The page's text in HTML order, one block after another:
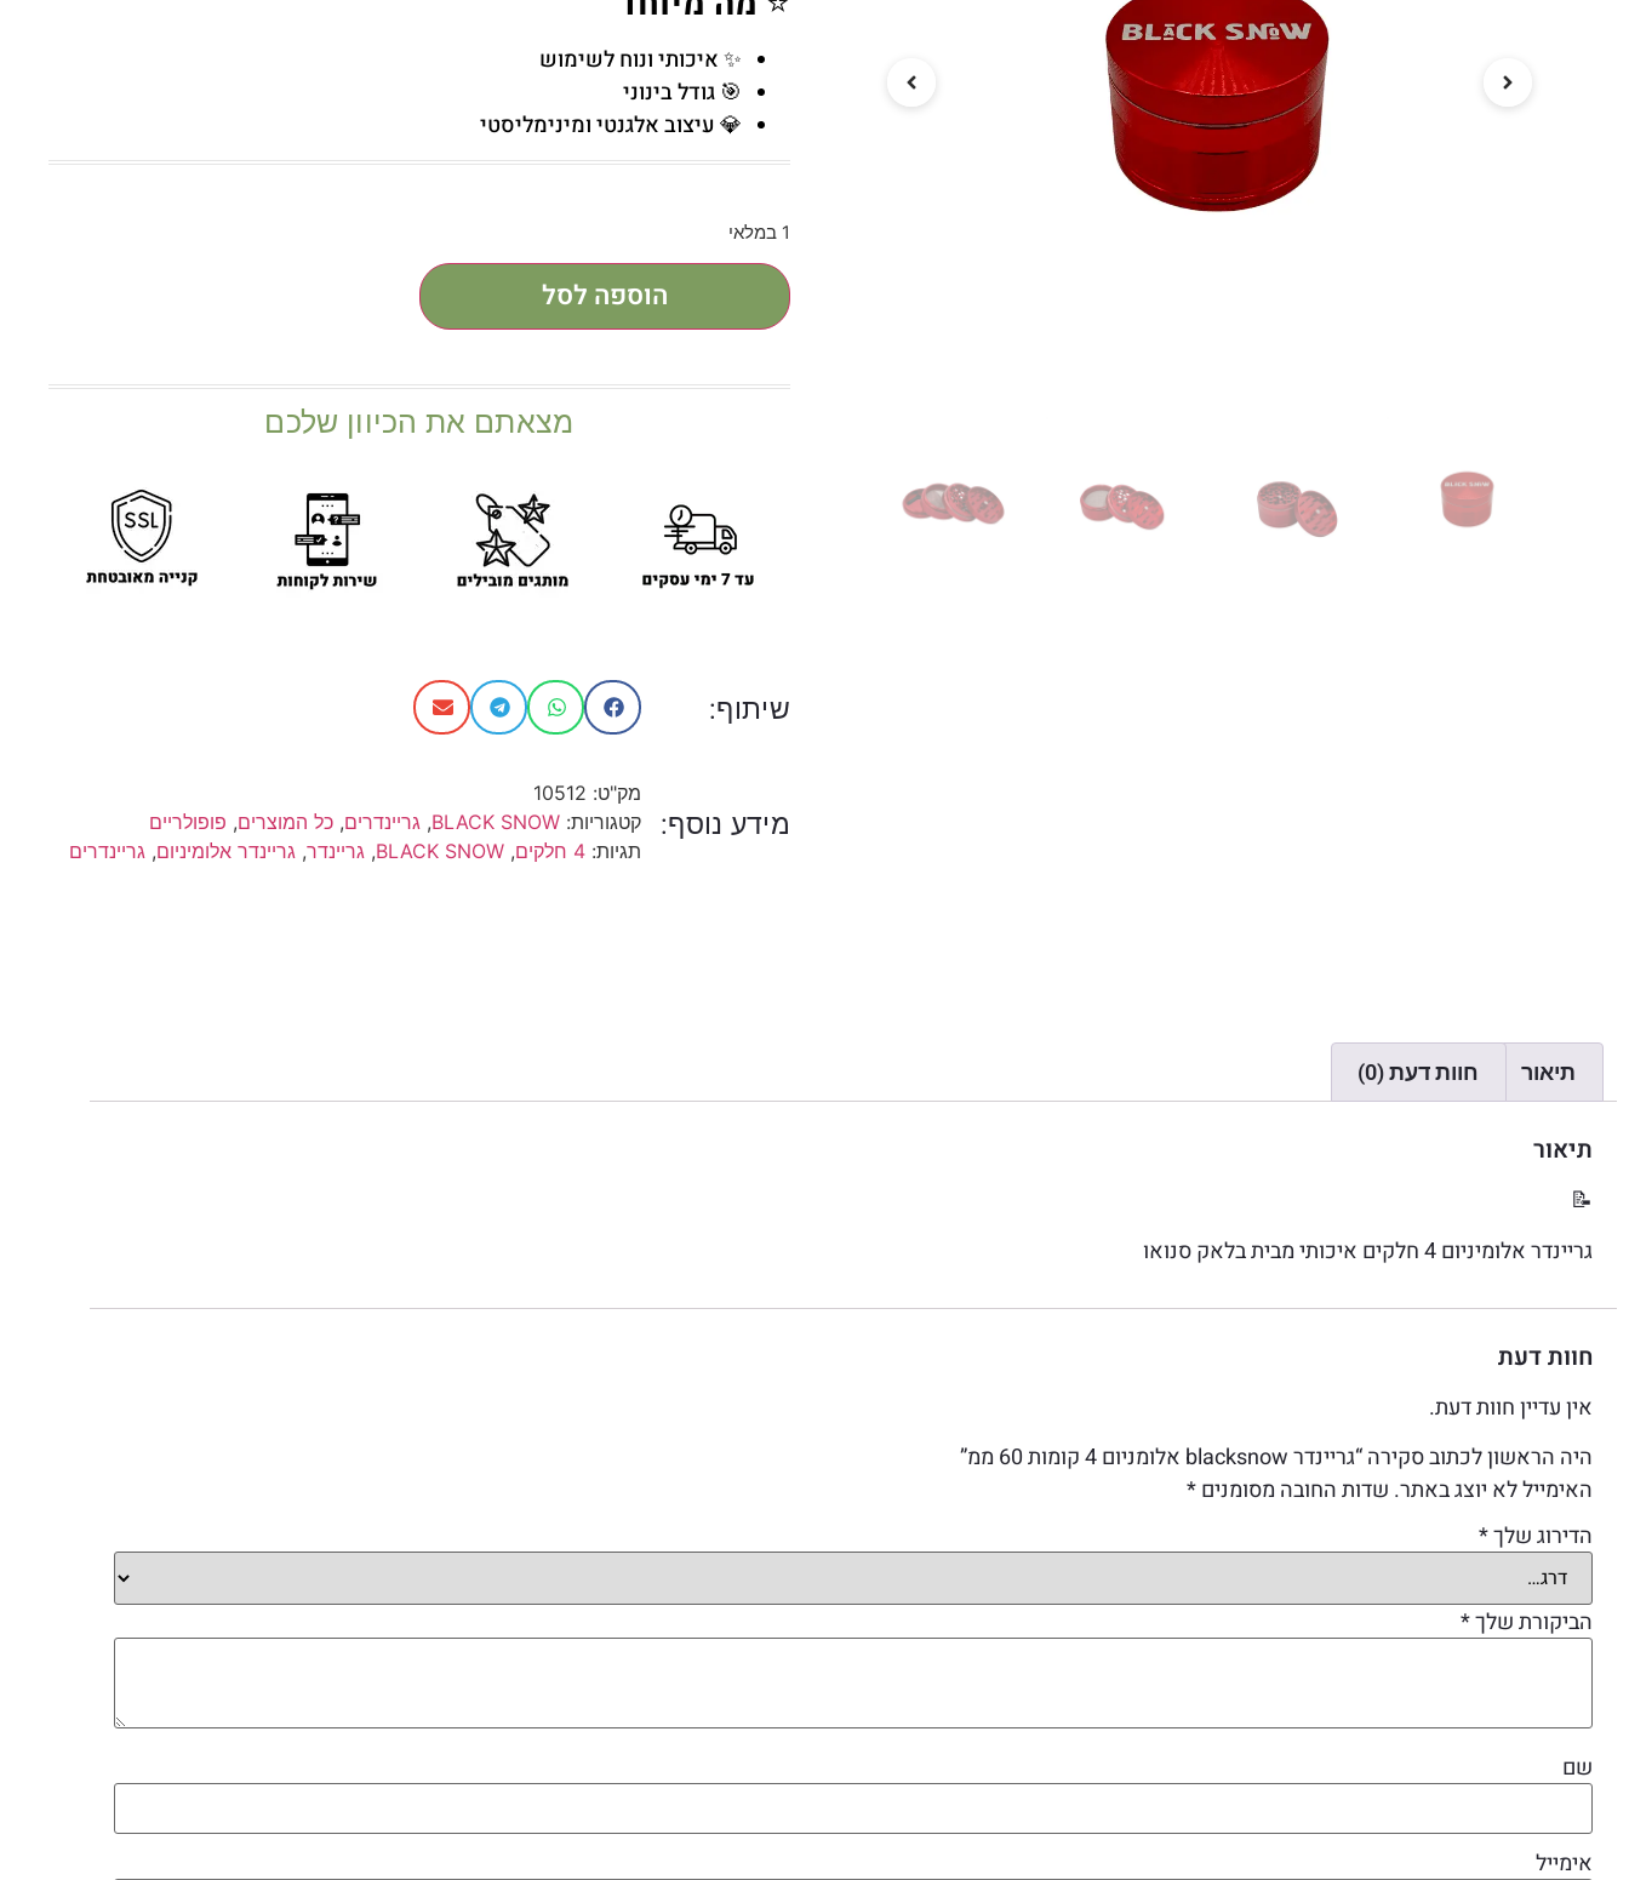
✨ איכותי ונוח לשימוש
🎯 גודל בינוני
💎 עיצוב אלגנטי ומינימליסטי
1 במלאי
הוספה לסל
מצאתם את הכיוון שלכם
שיתוף:
מידע נוסף:
מק"ט: 10512
קטגוריות: BLACK SNOW
, גריינדרים, כל המוצרים, פופולריים
תגיות: 4 חלקים ,
BLACK SNOW
, גריינדר, גריינדר אלומיניום, גריינדרים
תיאור חוות דעת (0)
תיאור
📝
גריינדר אלומיניום 4 חלקים איכותי מבית בלאק סנואו
חוות דעת
אין עדיין חוות דעת.
היה הראשון לכתוב סקירה “גריינדר blacksnow אלומניום 4 קומות 60 ממ”
האימייל לא יוצג באתר. שדות החובה מסומנים*
הדירוג שלך*
הביקורת שלך*
שם
אימייל